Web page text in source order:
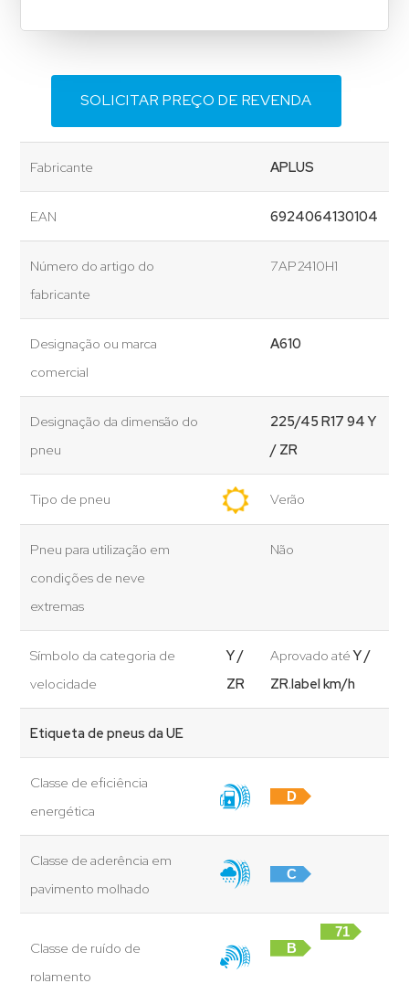
SOLICITAR PREÇO DE REVENDA
Fabricante APLUS
EAN 6924064130104
Número do artigo do
fabricante
7AP2410H1
Designação ou marca
comercial
A610
Designação da dimensão do
pneu
225/45 R17 94 Y
/ ZR
Tipo de pneu Verão
Pneu para utilização em
condições de neve
extremas
Não
Símbolo da categoria de
velocidade
Y /
ZR
Aprovado atéY /
ZR.label km/h
Etiqueta de pneus da UE
Classe de eficiência
energética
D
Classe de aderência em
pavimento molhado
C
Classe de ruído de
rolamento
B
71